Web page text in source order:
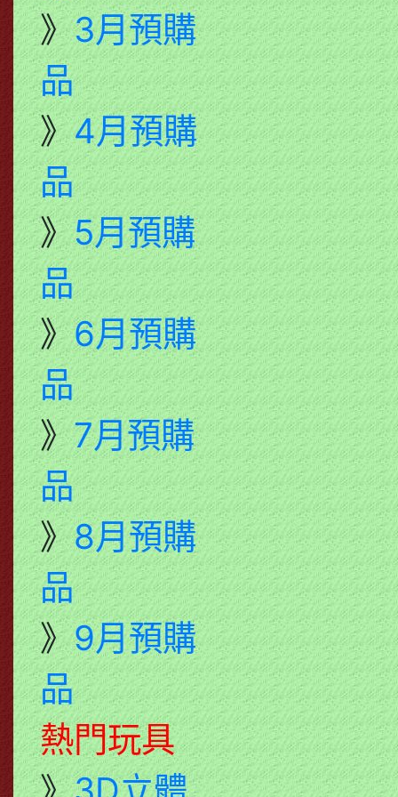
》3月預購
品
》4月預購
品
》5月預購
品
》6月預購
品
》7月預購
品
》8月預購
品
》9月預購
品
熱門玩具